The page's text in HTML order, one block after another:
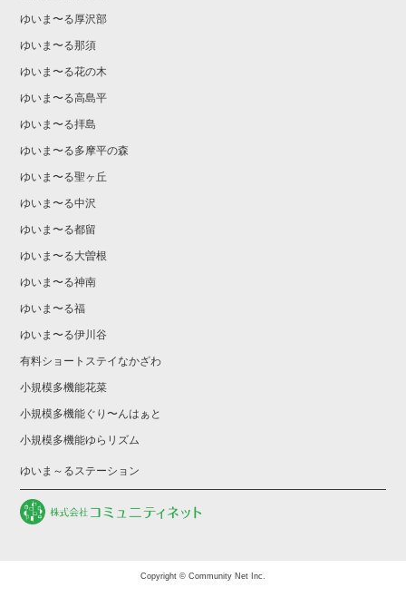
ゆいま〜る厚沢部
ゆいま〜る那須
ゆいま〜る花の木
ゆいま〜る高島平
ゆいま〜る拝島
ゆいま〜る多摩平の森
ゆいま〜る聖ヶ丘
ゆいま〜る中沢
ゆいま〜る都留
ゆいま〜る大曽根
ゆいま〜る神南
ゆいま〜る福
ゆいま〜る伊川谷
有料ショートステイなかざわ
小規模多機能花菜
小規模多機能ぐり〜んはぁと
小規模多機能ゆらリズム
ゆいま～るステーション
Copyright © Community Net Inc.